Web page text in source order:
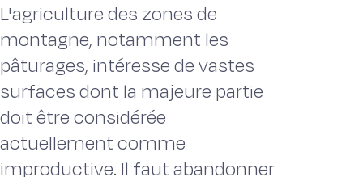
L'agriculture des zones de
montagne, notamment les
pâturages, intéresse de vastes
surfaces dont la majeure partie
doit être considérée
actuellement comme
improductive. Il faut abandonner